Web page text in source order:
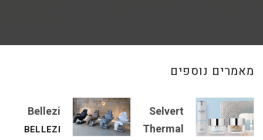
מאמרים נוספים
Bellezi
BELLEZI
Selvert
Thermal